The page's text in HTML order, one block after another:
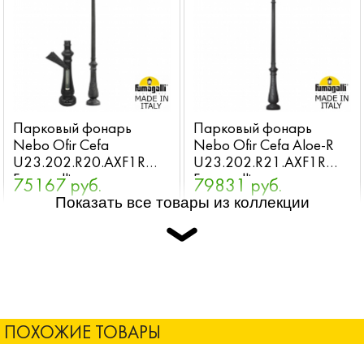
Парковый фонарь
Nebo Ofir Cefa
U23.202.R20.AXF1R
Fumagalli
75167 руб.
Парковый фонарь
Nebo Ofir Cefa Aloe-R
U23.202.R21.AXF1R
Fumagalli
79831 руб.
Показать все товары из коллекции
ПОХОЖИЕ ТОВАРЫ